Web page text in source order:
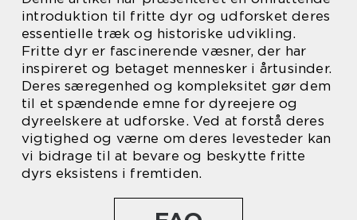
introduktion til fritte dyr og udforsket deres
essentielle træk og historiske udvikling.
Fritte dyr er fascinerende væsner, der har
inspireret og betaget mennesker i årtusinder.
Deres særegenhed og kompleksitet gør dem
til et spændende emne for dyreejere og
dyreelskere at udforske. Ved at forstå deres
vigtighed og værne om deres levesteder kan
vi bidrage til at bevare og beskytte fritte
dyrs eksistens i fremtiden.